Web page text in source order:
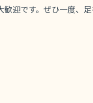
迎です。ぜひ一度